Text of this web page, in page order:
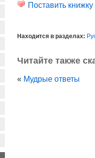
Поставить
Находится в разделах:
Читайте также
« Мудрые ответы